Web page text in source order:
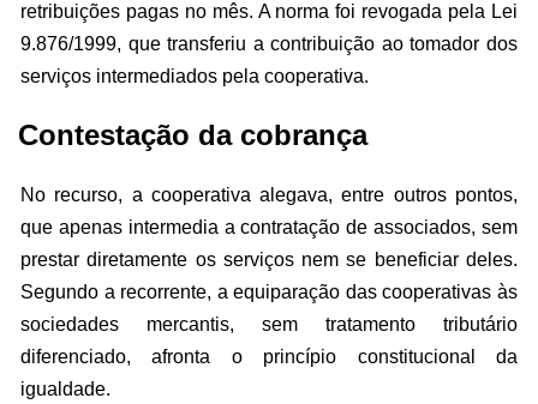
retribuições pagas no mês. A norma foi revogada pela Lei
9.876/1999, que transferiu a contribuição ao tomador dos
serviços intermediados pela cooperativa.
Contestação da cobrança
No recurso, a cooperativa alegava, entre outros pontos,
que apenas intermedia a contratação de associados, sem
prestar diretamente os serviços nem se beneficiar deles.
Segundo a recorrente, a equiparação das cooperativas às
sociedades mercantis, sem tratamento tributário
diferenciado, afronta o princípio constitucional da
igualdade.